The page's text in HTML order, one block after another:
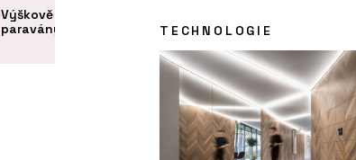
Výškově nastavitelný stůl s
paravány SETUP - PROFIL NÁBYTEK
NÁBYTEK
TECHNOLOGIE